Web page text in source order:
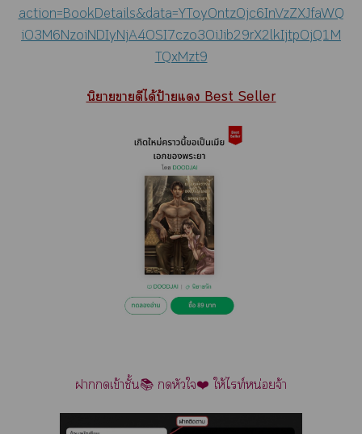
action=BookDetails&data=YToyOntzOjc6InVzZXJfaWQ
iO3M6NzoiNDIyNjA4OSI7czo3OiJib29rX2lkIjtpOjQ1M
TQxMzt9
นิยายาดีได้ป้ายแ Best Seller
าเข้าชั้น📚 หัวใ❤️ ให้ไท์หน่อยจ้า